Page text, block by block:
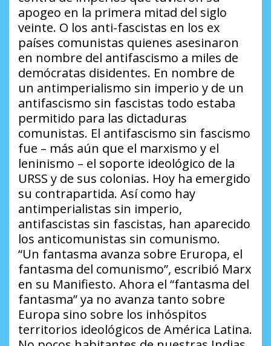
apogeo en la primera mitad del siglo
veinte. O los anti-fascistas en los ex
países comunistas quienes asesinaron
en nombre del antifascismo a miles de
demócratas disidentes. En nombre de
un antimperialismo sin imperio y de un
antifascismo sin fascistas todo estaba
permitido para las dictaduras
comunistas. El antifascismo sin fascismo
fue – más aún que el marxismo y el
leninismo – el soporte ideológico de la
URSS y de sus colonias. Hoy ha emergido
su contrapartida. Así como hay
antimperialistas sin imperio,
antifascistas sin fascistas, han aparecido
los anticomunistas sin comunismo.
“Un fantasma avanza sobre Eruropa, el
fantasma del comunismo”, escribió Marx
en su Manifiesto. Ahora el “fantasma del
fantasma” ya no avanza tanto sobre
Europa sino sobre los inhóspitos
territorios ideológicos de América Latina.